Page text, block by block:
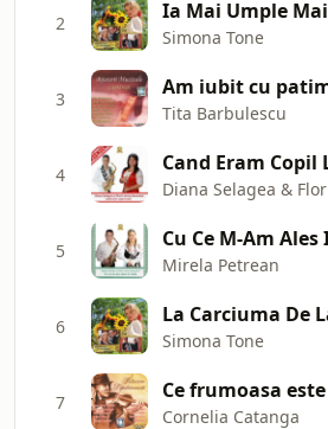
2 Ia Mai Umple
Simona Tone
3 Am iubit cu
Tita Barbulescu
4 Cand Eram Copil
5
Mirela Petrean
6 La Carciuma De
Simona Tone
7 Ce frumoasa
Cornelia Catanga